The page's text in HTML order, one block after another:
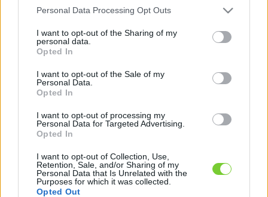
Please note that this website/app uses one or more Google
not limited to your visit or usage behaviour. You may click to
grant or deny consent to Google and its third-party tags to
use your data for below specified purposes in below Google
consent section.
Personal Data Processing Opt Outs
I want to opt-out of the Sharing of my
personal data.
Opted In
I want to opt-out of the Sale of my
Personal Data.
Opted In
I want to opt-out of processing my
Personal Data for Targeted Advertising.
Opted In
I want to opt-out of Collection, Use,
Retention, Sale, and/or Sharing of my
Personal Data that Is Unrelated with the
Purposes for which it was collected.
Opted Out
Regisztráció
KERTÉSZ ÉS KERTÉSZET REGISZTRÁCIÓ
NÖVÉNYKATALÓGUS
Hiba
Jelenjen meg Ön is a térképen!Előtte
jelentkezzen be